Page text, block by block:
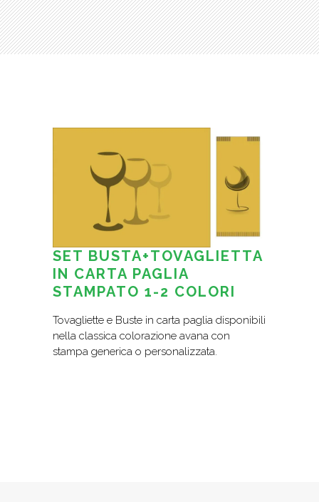
SET BUSTA+TOVAGLIETTA
IN CARTA PAGLIA
STAMPATO 1-2 COLORI
Tovagliette e Buste in carta paglia disponibili
nella classica colorazione avana con
stampa generica o personalizzata.